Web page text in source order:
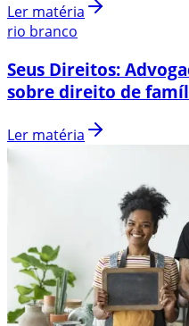
Ler matéria
rio branco
Seus Direitos:
sobre direito de
Ler matéria